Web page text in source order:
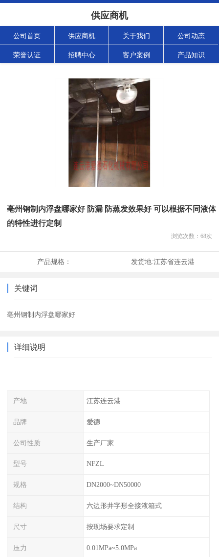
供应商机
公司首页 供应商机 关于我们 公司动态
荣誉认证 招聘中心 客户案例 产品知识
亳州钢制内浮盘哪家好 防漏 防蒸发效果好 可以根据不同液体
的特性进行定制
浏览次数： 68次
产品规格： 发货地:江苏省连云港
关键词
亳州钢制内浮盘哪家好
详细说明
产地 江苏连云港
品牌 爱德
公司性质 生产厂家
型号 NFZL
规格 DN2000~DN50000
结构 六边形井字形全接液箱式
尺寸 按现场要求定制
压力 0.01MPa~5.0MPa